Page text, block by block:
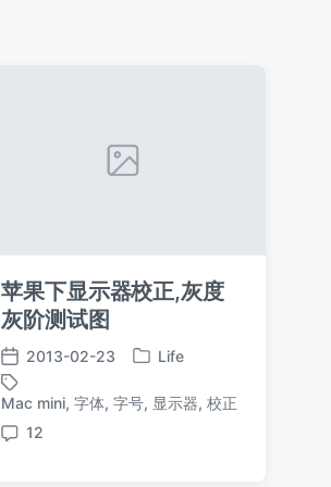
苹果下显示器校正,灰度
灰阶测试图
发
布
日
期
2013-02-23
发
于
Life
标
签
Mac mini,字体,字号, 显示器,校正
评
12